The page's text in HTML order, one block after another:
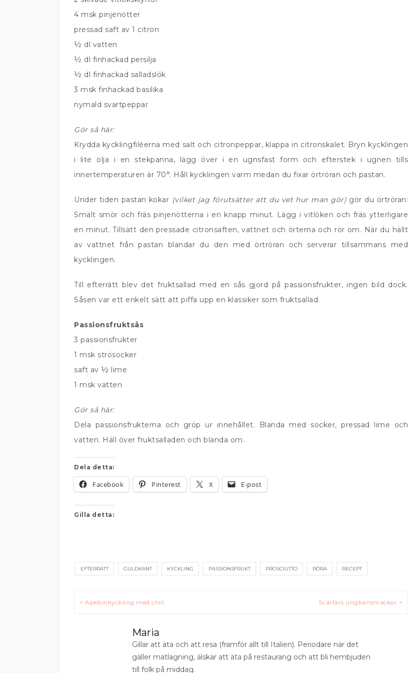
4 msk pinjenötter
pressad saft av 1 citron
½ dl vatten
½ dl finhackad persilja
½ dl finhackad salladslök
3 msk finhackad basilika
nymald svartpeppar
Gör så här:
Krydda kycklingfiléerna med salt och citronpeppar, klappa in citronskalet. Bryn kycklingen
i lite olja i en stekpanna, lägg över i en ugnsfast form och efterstek i ugnen tills
innertemperaturen är 70°. Håll kycklingen varm medan du fixar örtröran och pastan.
Under tiden pastan kokar (vilket jag förutsätter att du vet hur man gör) gör du örtröran:
Smält smör och fräs pinjenötterna i en knapp minut. Lägg i vitlöken och fräs ytterligare
en minut. Tillsätt den pressade citronsaften, vattnet och örterna och rör om. När du hällt
av vattnet från pastan blandar du den med örtröran och serverar tillsammans med
kycklingen.
Till efterrätt blev det fruktsallad med en sås gjord på passionsfrukter, ingen bild dock.
Såsen var ett enkelt sätt att piffa upp en klassiker som fruktsallad.
Passionsfruktsås
3 passionsfrukter
1 msk strösocker
saft av ½ lime
1 msk vatten
Gör så här:
Dela passionsfrukterna och gröp ur innehållet. Blanda med socker, pressad lime och
vatten. Häll över fruktsalladen och blanda om.
Dela detta:
Facebook Pinterest X E-post
Gilla detta:
EFTERRÄTT GULDKANT KYCKLING PASSIONSFRUKT PROSCIUTTO RÖRA RECEPT
Inläggsnavigering
< Apelsinkyckling med chili Svärfars ungkarlsmackor >
Maria
Gillar att äta och att resa (framför allt till Italien). Periodare när det
gäller matlagning, älskar att äta på restaurang och att bli hembjuden
till folk på middag.